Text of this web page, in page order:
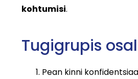
kohtumisi.
Tugigrupis
Pean kinni